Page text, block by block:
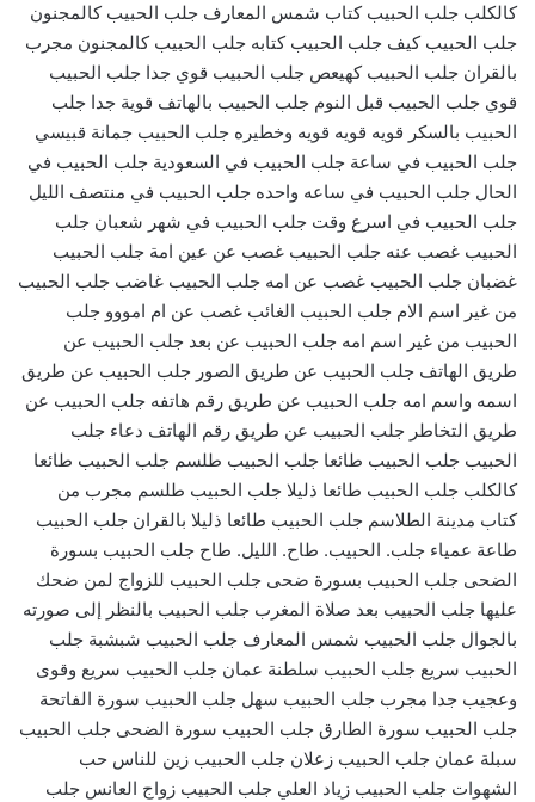
كالكلب جلب الحبيب كتاب شمس المعارف جلب الحبيب كالمجنون
جلب الحبيب كيف جلب الحبيب كتابه جلب الحبيب كالمجنون مجرب
بالقران جلب الحبيب كهيعص جلب الحبيب قوي جدا جلب الحبيب
قوي جلب الحبيب قبل النوم جلب الحبيب بالهاتف قوية جدا جلب
الحبيب بالسكر قويه قويه قويه وخطيره جلب الحبيب جمانة قبيسي
جلب الحبيب في ساعة جلب الحبيب في السعودية جلب الحبيب في
الحال جلب الحبيب في ساعه واحده جلب الحبيب في منتصف الليل
جلب الحبيب في اسرع وقت جلب الحبيب في شهر شعبان جلب
الحبيب غصب عنه جلب الحبيب غصب عن عين امة جلب الحبيب
غضبان جلب الحبيب غصب عن امه جلب الحبيب غاضب جلب الحبيب
من غير اسم الام جلب الحبيب الغائب غصب عن ام امووو جلب
الحبيب من غير اسم امه جلب الحبيب عن بعد جلب الحبيب عن
طريق الهاتف جلب الحبيب عن طريق الصور جلب الحبيب عن طريق
اسمه واسم امه جلب الحبيب عن طريق رقم هاتفه جلب الحبيب عن
طريق التخاطر جلب الحبيب عن طريق رقم الهاتف دعاء جلب
الحبيب جلب الحبيب طائعا جلب الحبيب طلسم جلب الحبيب طائعا
كالكلب جلب الحبيب طائعا ذليلا جلب الحبيب طلسم مجرب من
كتاب مدينة الطلاسم جلب الحبيب طائعا ذليلا بالقران جلب الحبيب
طاعة عمياء جلب. الحبيب. طاح. الليل. طاح جلب الحبيب بسورة
الضحى جلب الحبيب بسورة ضحى جلب الحبيب للزواج لمن ضحك
عليها جلب الحبيب بعد صلاة المغرب جلب الحبيب بالنظر إلى صورته
بالجوال جلب الحبيب شمس المعارف جلب الحبيب شبشبة جلب
الحبيب سريع جلب الحبيب سلطنة عمان جلب الحبيب سريع وقوى
وعجيب جدا مجرب جلب الحبيب سهل جلب الحبيب سورة الفاتحة
جلب الحبيب سورة الطارق جلب الحبيب سورة الضحى جلب الحبيب
سبلة عمان جلب الحبيب زعلان جلب الحبيب زين للناس حب
الشهوات جلب الحبيب زياد العلي جلب الحبيب زواج العانس جلب